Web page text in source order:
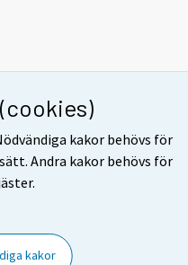
kakor behövs för
Andra kakor behövs för
kakor